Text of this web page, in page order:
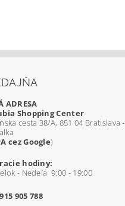
ADRESA
Shopping Center
cesta 38/A, 851 04 Bratislava -
cez Google)
hodiny:
- Nedeľa 9:00 - 19:00
905 788